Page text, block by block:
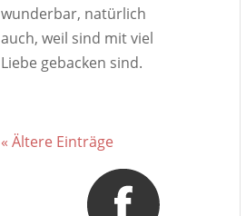
wunderbar, natürlich
auch, weil sind mit viel
Liebe gebacken sind.
« Ältere Einträge